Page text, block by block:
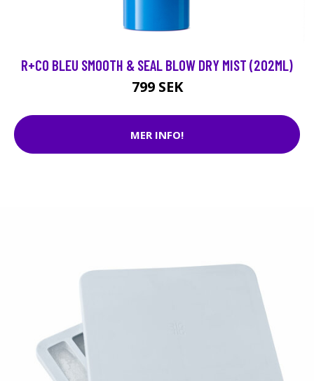
R+CO BLEU SMOOTH & SEAL BLOW DRY MIST (202ML)
799 SEK
MER INFO!